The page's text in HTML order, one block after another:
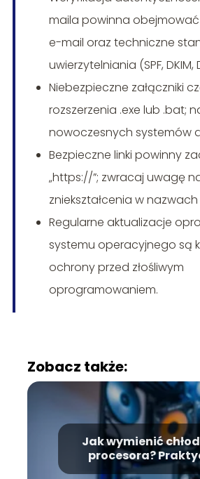
maila powinna
e-mail oraz techniczne
uwierzytelniania (SPF, DKIM,
Niebezpieczne załączniki
rozszerzenia .exe lub .bat;
nowoczesnych systemów
Bezpieczne linki powinny
„https://”; zwracaj uwagę
zniekształcenia w
Regularne aktualizacje
systemu operacyjnego są
ochrony przed złośliwym
oprogramowaniem.
Zobacz także:
Jak wymienić
procesora?
przewodnik krok